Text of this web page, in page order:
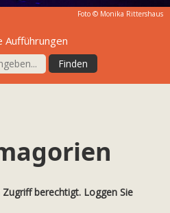
Foto © Monika Rittershaus
Aufführungen
berechtigt. Loggen Sie